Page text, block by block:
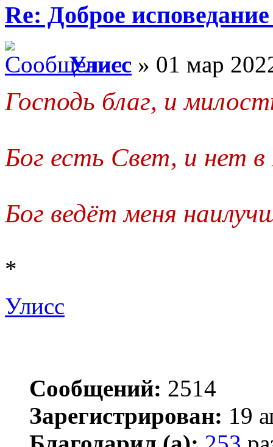
Re: Доброе
Улисс » 01 мар
Господь благ, и
Бог есть Свет, и нет
Бог ведёт меня
*
Улисс
Сообщений: 2514
Зарегистрирован: 19